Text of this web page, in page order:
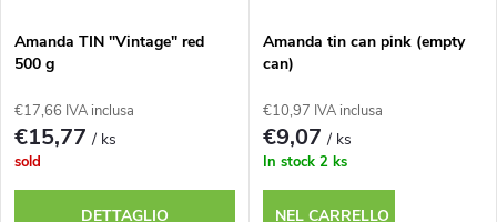
m
e
n
c
o
d
e
Amanda TIN "Vintage" red
500 g
€17,66 IVA inclusa
€15,77/ ks
sold
DETTAGLIO
Amanda tin can pink (empty
can)
€10,97 IVA inclusa
€9,07/ ks
In stock 2 ks
NEL CARRELLO